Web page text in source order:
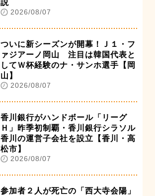
説
2026/08/07
ついに新シーズンが開幕！Ｊ１・フ
ァジアーノ岡山 注目は韓国代表と
してＷ杯経験のナ・サンホ選手【岡
山】
2026/08/07
香川銀行がハンドボール「リーグ
Ｈ」昨季初制覇・香川銀行シラソル
香川の運営子会社を設立【香川・高
松市】
2026/08/07
参加者２人が死亡の「西大寺会陽」